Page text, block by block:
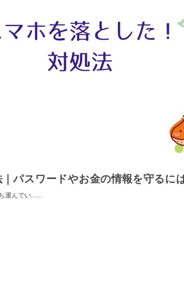
パスワードやお金の情報を守るに
運んでい……